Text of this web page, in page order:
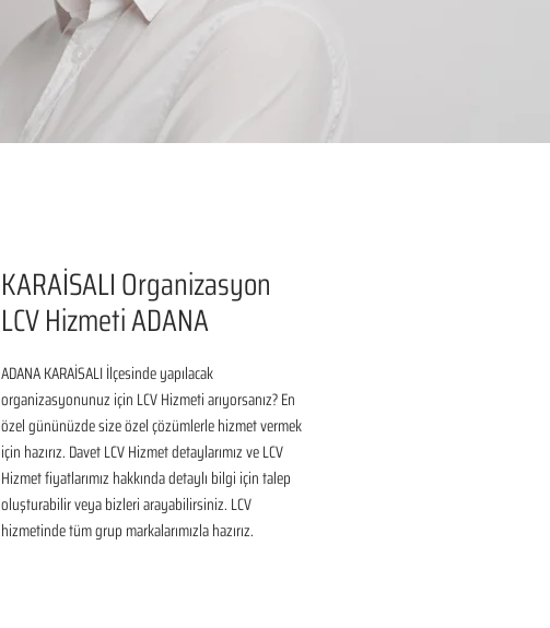
KARAİSALI Organizasyon
LCV Hizmeti ADANA
ADANA KARAİSALI İlçesinde yapılacak
organizasyonunuz için LCV Hizmeti arıyorsanız? En
özel gününüzde size özel çözümlerle hizmet vermek
için hazırız. Davet LCV Hizmet detaylarımız ve LCV
Hizmet fiyatlarımız hakkında detaylı bilgi için talep
oluşturabilir veya bizleri arayabilirsiniz. LCV
hizmetinde tüm grup markalarımızla hazırız.